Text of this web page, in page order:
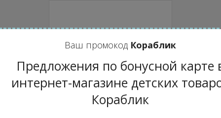
Вы получили от нас
промо-код на
скидку? Пользуйтсь
промо-кодом
Активный
Ваш промокод Кораблик
Предложения по бонусной карте
интернет-магазине детских
Кораблик